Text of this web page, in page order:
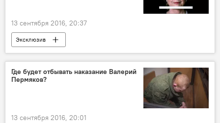
13 сентября 2016, 20:37
Эксклюзив
Где будет отбывать наказание Валерий
Пермяков?
13 сентября 2016, 20:01